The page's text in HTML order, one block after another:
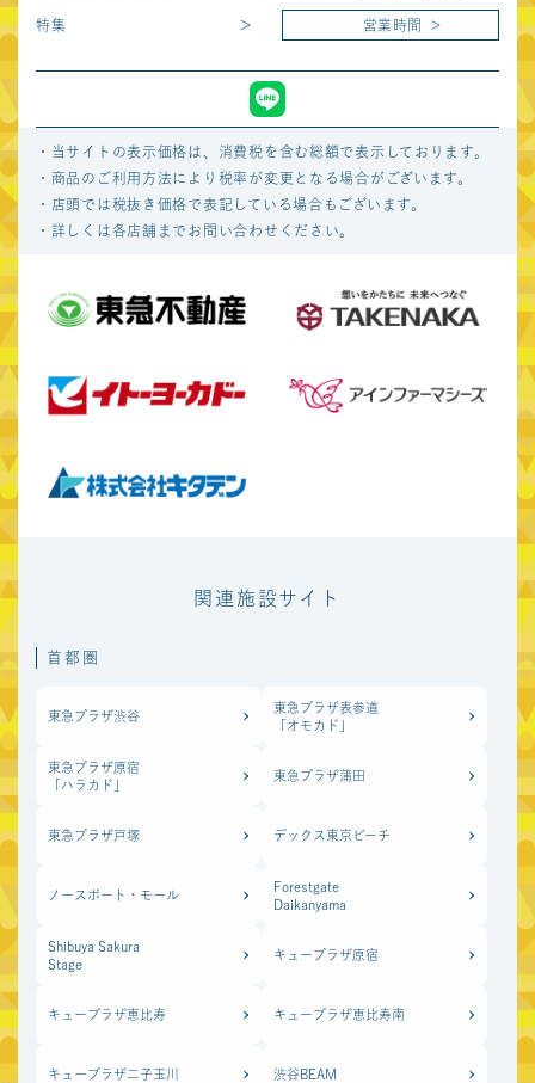
関連施設サイト
東急プラザ表参道
「オモカド」
東急プラザ原宿
「ハラカド」
東急プラザ蒲田
ノースポート・モール
Forestgate
Daikanyama
Stage
キュープラザ原宿
キュープラザ二子玉川
モール
北海道
COCONO SUSUKINO
特集 営業時間
・当サイトの表示価格は、消費税を含む総額で表示しております。
・商品のご利用方法により税率が変更となる場合がございます。
・店頭では税抜き価格で表記している場合もございます。
・詳しくは各店舗までお問い合わせください。
関連施設サイト
首都圏
東急プラザ渋谷
東急プラザ表参道
「オモカド」
東急プラザ原宿
「ハラカド」
東急プラザ蒲田
東急プラザ戸塚 デックス東京ビーチ
ノースポート・モール
Forestgate
Daikanyama
Shibuya Sakura
Stage
キュープラザ原宿
キュープラザ恵比寿 キュープラザ恵比寿南
キュープラザ二子玉川 渋谷BEAM